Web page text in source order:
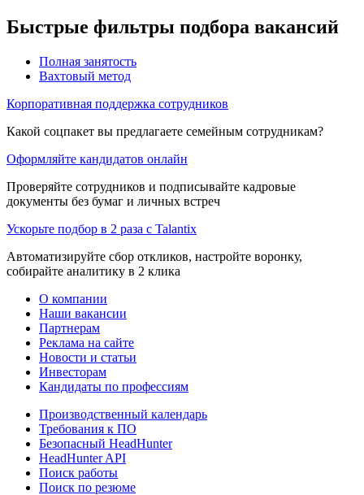
Быстрые фильтры подбора вакансий
Полная занятость
Вахтовый метод
Корпоративная поддержка сотрудников
Какой соцпакет вы предлагаете семейным сотрудникам?
Оформляйте кандидатов онлайн
Проверяйте сотрудников и подписывайте кадровые
документы без бумаг и личных встреч
Ускорьте подбор в 2 раза с Talantix
Автоматизируйте сбор откликов, настройте воронку,
собирайте аналитику в 2 клика
О компании
Наши вакансии
Партнерам
Реклама на сайте
Новости и статьи
Инвесторам
Кандидаты по профессиям
Производственный календарь
Требования к ПО
Безопасный HeadHunter
HeadHunter API
Поиск работы
Поиск по резюме